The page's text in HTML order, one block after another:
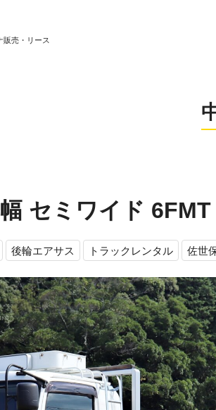
販売・リース
セミワイド
後輪エアサス トラックレンタル 佐世